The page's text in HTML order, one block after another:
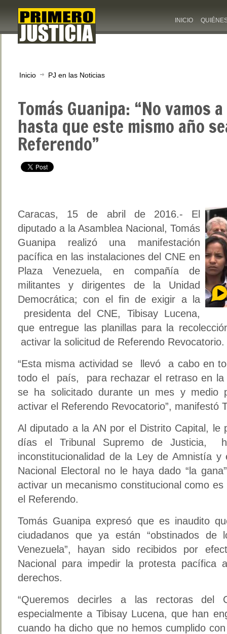
INICIO
Inicio PJ en las Noticias
Tomás Guanipa: “No vamos
hasta que este mismo año
Referendo”
Caracas, 15 de abril de 2016.- El
diputado a la Asamblea Nacional, Tomás
Guanipa realizó una manifestación
pacífica en las instalaciones del CNE en
Plaza Venezuela, en compañía de
militantes y dirigentes de la Unidad
Democrática; con el fin de exigir a la
presidenta del CNE, Tibisay Lucena,
que entregue las planillas para la
activar la solicitud de Referendo Revocatorio.
“Esta misma actividad se llevó a cabo en
todo el país, para rechazar el retraso en la
se ha solicitado durante un mes y medio
activar el Referendo Revocatorio”, manifestó
Al diputado a la AN por el Distrito Capital, le
días el Tribunal Supremo de Justicia,
inconstitucionalidad de la Ley de Amnistía
Nacional Electoral no le haya dado “la
activar un mecanismo constitucional como
el Referendo.
Tomás Guanipa expresó que es inaudito
ciudadanos que ya están “obstinados
Venezuela”, hayan sido recibidos por
Nacional para impedir la protesta pacífica
derechos.
“Queremos decirles a las rectoras del
especialmente a Tibisay Lucena, que han
cuando ha dicho que no hemos cumplido